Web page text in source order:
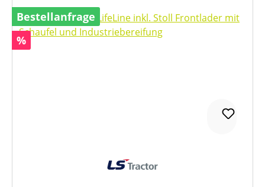
Bestellanfrage
Rabatt
%